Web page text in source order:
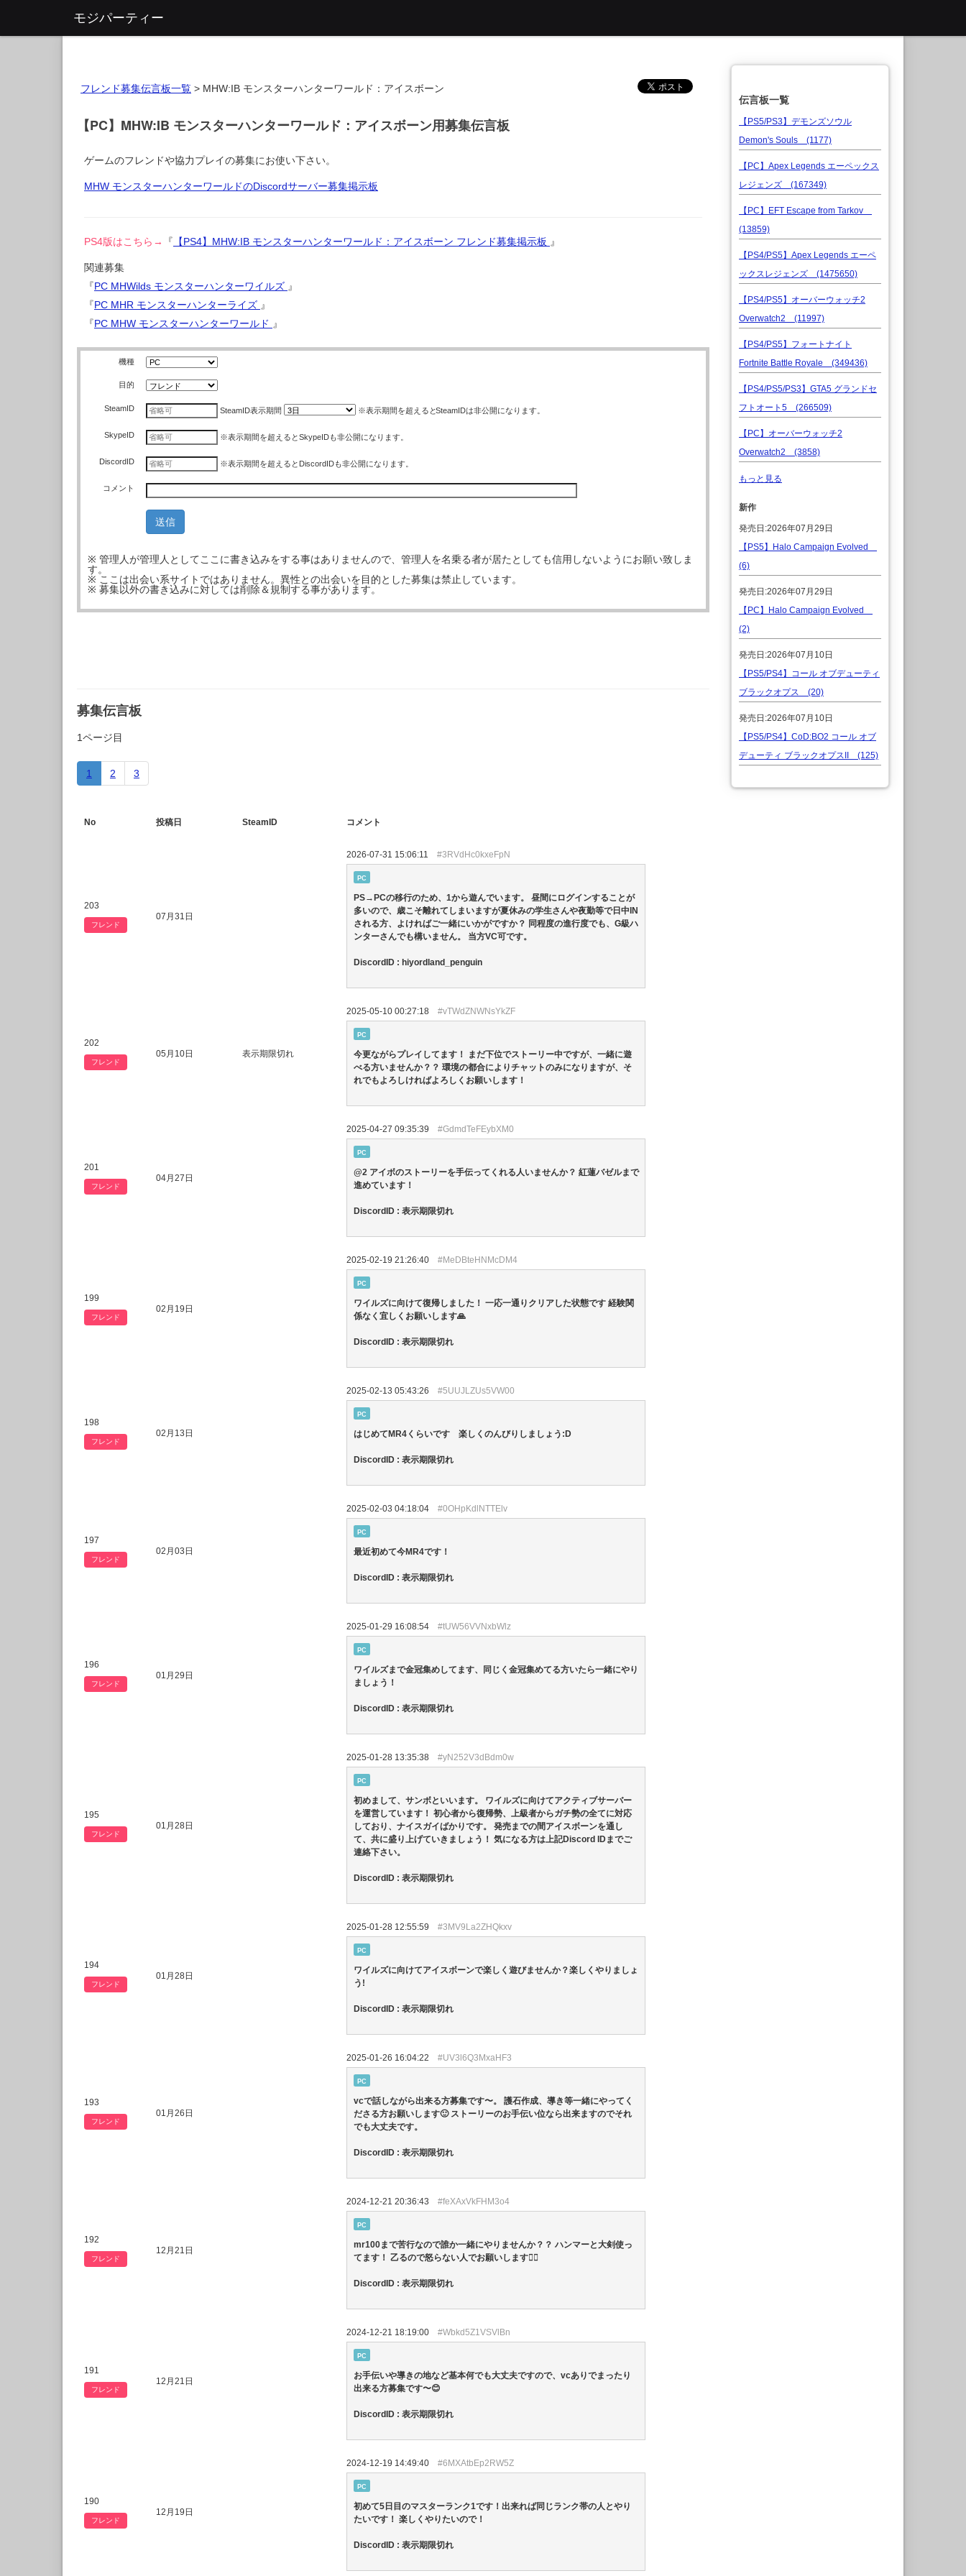
モジパーティー
フレンド募集伝言板一覧 > MHW:IB モンスターハンターワールド：アイスボーン
【PC】MHW:IB モンスターハンターワールド：アイスボーン用募集伝言板
ゲームのフレンドや協力プレイの募集にお使い下さい。
MHW モンスターハンターワールドのDiscordサーバー募集掲示板
PS4版はこちら→ 『 【PS4】MHW:IB モンスターハンターワールド：アイスボーン フレンド募集掲示板 』
関連募集
『PC MHWilds モンスターハンターワイルズ 』
『PC MHR モンスターハンターライズ 』
『PC MHW モンスターハンターワールド 』
機種
目的
SteamID SteamID表示期間 ※表示期間を超えるとSteamIDは非公開になります。
SkypeID ※表示期間を超えるとSkypeIDも非公開になります。
DiscordID ※表示期間を超えるとDiscordIDも非公開になります。
コメント
※ 管理人が管理人としてここに書き込みをする事はありませんので、管理人を名乗る者が居たとしても信用しないようにお願い致しま
す。
※ ここは出会い系サイトではありません。異性との出会いを目的とした募集は禁止しています。
※ 募集以外の書き込みに対しては削除＆規制する事があります。
募集伝言板
1ページ目
1 2 3
No 投稿日 SteamID コメント
203
フレンド
07月31日
2026-07-31 15:06:11 #3RVdHc0kxeFpN
PC
PS→PCの移行のため、1から遊んでいます。 昼間にログインすることが
多いので、歳こそ離れてしまいますが夏休みの学生さんや夜勤等で日中IN
される方、よければご一緒にいかがですか？ 同程度の進行度でも、G級ハ
ンターさんでも構いません。 当方VC可です。
DiscordID : hiyordland_penguin
202
フレンド
05月10日 表示期限切れ
2025-05-10 00:27:18 #vTWdZNWNsYkZF
PC
今更ながらプレイしてます！ まだ下位でストーリー中ですが、一緒に遊
べる方いませんか？？ 環境の都合によりチャットのみになりますが、そ
れでもよろしければよろしくお願いします！
201
フレンド
04月27日
2025-04-27 09:35:39 #GdmdTeFEybXM0
PC
@2 アイボのストーリーを手伝ってくれる人いませんか？ 紅蓮バゼルまで
進めています！
DiscordID : 表示期限切れ
199
フレンド
02月19日
2025-02-19 21:26:40 #MeDBteHNMcDM4
PC
ワイルズに向けて復帰しました！ 一応一通りクリアした状態です 経験関
係なく宜しくお願いします🙏
DiscordID : 表示期限切れ
198
フレンド
02月13日
2025-02-13 05:43:26 #5UUJLZUs5VW00
PC
はじめてMR4くらいです 楽しくのんびりしましょう:D
DiscordID : 表示期限切れ
197
フレンド
02月03日
2025-02-03 04:18:04 #0OHpKdlNTTElv
PC
最近初めて今MR4です！
DiscordID : 表示期限切れ
196
フレンド
01月29日
2025-01-29 16:08:54 #tUW56VVNxbWlz
PC
ワイルズまで金冠集めしてます、同じく金冠集めてる方いたら一緒にやり
ましょう！
DiscordID : 表示期限切れ
195
フレンド
01月28日
2025-01-28 13:35:38 #yN252V3dBdm0w
PC
初めまして、サンボといいます。 ワイルズに向けてアクティブサーバー
を運営しています！ 初心者から復帰勢、上級者からガチ勢の全てに対応
しており、ナイスガイばかりです。 発売までの間アイスボーンを通し
て、共に盛り上げていきましょう！ 気になる方は上記Discord IDまでご
連絡下さい。
DiscordID : 表示期限切れ
194
フレンド
01月28日
2025-01-28 12:55:59 #3MV9La2ZHQkxv
PC
ワイルズに向けてアイスボーンで楽しく遊びませんか？楽しくやりましょ
う!
DiscordID : 表示期限切れ
193
フレンド
01月26日
2025-01-26 16:04:22 #UV3l6Q3MxaHF3
PC
vcで話しながら出来る方募集です〜。 護石作成、導き等一緒にやってく
ださる方お願いします🙂 ストーリーのお手伝い位なら出来ますのでそれ
でも大丈夫です。
DiscordID : 表示期限切れ
192
フレンド
12月21日
2024-12-21 20:36:43 #feXAxVkFHM3o4
PC
mr100まで苦行なので誰か一緒にやりませんか？？ ハンマーと大剣使っ
てます！ 乙るので怒らない人でお願いします🙇‍♀️
DiscordID : 表示期限切れ
191
フレンド
12月21日
2024-12-21 18:19:00 #Wbkd5Z1VSVlBn
PC
お手伝いや導きの地など基本何でも大丈夫ですので、vcありでまったり
出来る方募集です〜😊
DiscordID : 表示期限切れ
190
フレンド
12月19日
2024-12-19 14:49:40 #6MXAtbEp2RW5Z
PC
初めて5日目のマスターランク1です！出来れば同じランク帯の人とやり
たいです！ 楽しくやりたいので！
DiscordID : 表示期限切れ
伝言板一覧
【PS5/PS3】デモンズソウル
Demon's Souls (1177)
【PC】Apex Legends エーペックス
レジェンズ (167349)
【PC】EFT Escape from Tarkov
(13859)
【PS4/PS5】Apex Legends エーペ
ックスレジェンズ (1475650)
【PS4/PS5】オーバーウォッチ2
Overwatch2 (11997)
【PS4/PS5】フォートナイト
Fortnite Battle Royale (349436)
【PS4/PS5/PS3】GTA5 グランドセ
フトオート5 (266509)
【PC】オーバーウォッチ2
Overwatch2 (3858)
もっと見る
新作
発売日:2026年07月29日
【PS5】Halo Campaign Evolved
(6)
発売日:2026年07月29日
【PC】Halo Campaign Evolved
(2)
発売日:2026年07月10日
【PS5/PS4】コール オブデューティ
ブラックオプス (20)
発売日:2026年07月10日
【PS5/PS4】CoD:BO2 コール オブ
デューティ ブラックオプスII (125)